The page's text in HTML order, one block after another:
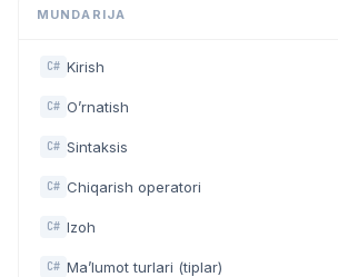
MUNDARIJA
C# Kirish
C# O’rnatish
C# Sintaksis
C# Chiqarish operatori
C# Izoh
C# Ma’lumot turlari (tiplar)